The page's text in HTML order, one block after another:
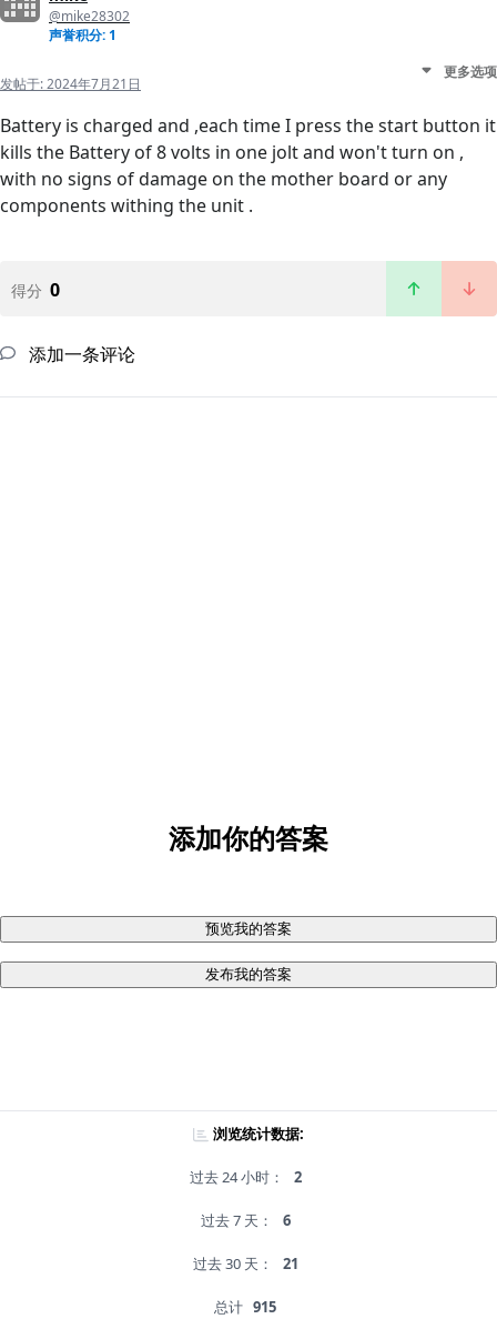
@mike28302
声誉积分: 1
发帖于:2024年7月21日
更多选项
Battery is charged and ,each time I press the start button it
kills the Battery of 8 volts in one jolt and won't turn on ,
with no signs of damage on the mother board or any
components withing the unit .
得分 0
添加一条评论
添加你的答案
预览我的答案
发布我的答案
浏览统计数据:
过去 24 小时： 2
过去 7 天： 6
过去 30 天： 21
总计 915